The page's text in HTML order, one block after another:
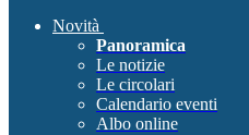
Novità
Panoramica
Le notizie
Le circolari
Calendario eventi
Albo online